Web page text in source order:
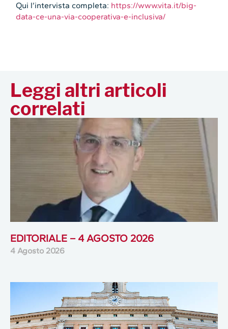
Qui l’intervista completa: https://www.vita.it/big-
data-ce-una-via-cooperativa-e-inclusiva/
Leggi altri articoli
correlati
EDITORIALE – 4 AGOSTO 2026
4 Agosto 2026